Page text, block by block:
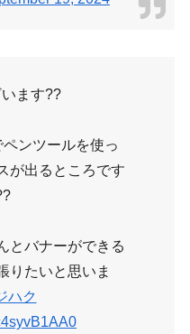
ます??
ンツールを使っ
が出るところです
とバナーができる
りたいと思いま
ハク